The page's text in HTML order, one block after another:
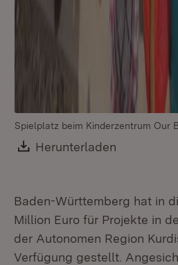
Spielplatz beim Kinderzentrum Our
Download:
Herunterladen
Baden-Württemberg hat in
Million Euro für Projekte in
der Autonomen Region
Verfügung gestellt.